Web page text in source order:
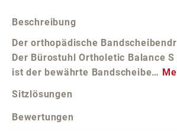
Beschreibung
Der orthopädische
Der Bürostuhl Ortholetic Balance
ist der bewährte Bandscheibe…
Sitzlösungen
Bewertungen